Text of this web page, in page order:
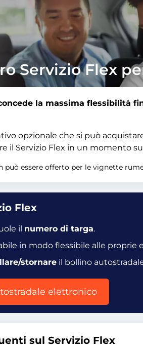
Servizio Flex
la massima flessibilità
opzionale che si può
il Servizio Flex in un momento
può essere offerto per le vignette
Flex
il numero di targa.
in modo flessibile alle proprie
stornareil bollino
elettronico
sul Servizio Flex